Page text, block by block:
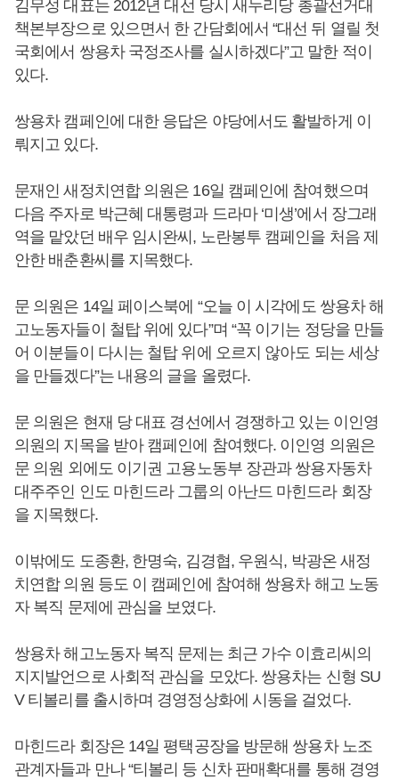
김무성 대표는 2012년 대선 당시 새누리당 총괄선거대
책본부장으로 있으면서 한 간담회에서 “대선 뒤 열릴 첫
국회에서 쌍용차 국정조사를 실시하겠다”고 말한 적이
있다.
쌍용차 캠페인에 대한 응답은 야당에서도 활발하게 이
뤄지고 있다.
문재인 새정치연합 의원은 16일 캠페인에 참여했으며
다음 주자로 박근혜 대통령과 드라마 ‘미생’에서 장그래
역을 맡았던 배우 임시완씨, 노란봉투 캠페인을 처음 제
안한 배춘환씨를 지목했다.
문 의원은 14일 페이스북에 “오늘 이 시각에도 쌍용차 해
고노동자들이 철탑 위에 있다”며 “꼭 이기는 정당을 만들
어 이분들이 다시는 철탑 위에 오르지 않아도 되는 세상
을 만들겠다”는 내용의 글을 올렸다.
문 의원은 현재 당 대표 경선에서 경쟁하고 있는 이인영
의원의 지목을 받아 캠페인에 참여했다. 이인영 의원은
문 의원 외에도 이기권 고용노동부 장관과 쌍용자동차
대주주인 인도 마힌드라 그룹의 아난드 마힌드라 회장
을 지목했다.
이밖에도 도종환, 한명숙, 김경협, 우원식, 박광온 새정
치연합 의원 등도 이 캠페인에 참여해 쌍용차 해고 노동
자 복직 문제에 관심을 보였다.
쌍용차 해고노동자 복직 문제는 최근 가수 이효리씨의
지지발언으로 사회적 관심을 모았다. 쌍용차는 신형 SU
V 티볼리를 출시하며 경영정상화에 시동을 걸었다.
마힌드라 회장은 14일 평택공장을 방문해 쌍용차 노조
관계자들과 만나 “티볼리 등 신차 판매확대를 통해 경영